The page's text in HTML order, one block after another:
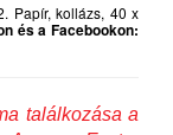
Papír, kollázs, 40 x
és a Facebookon:
találkozása a